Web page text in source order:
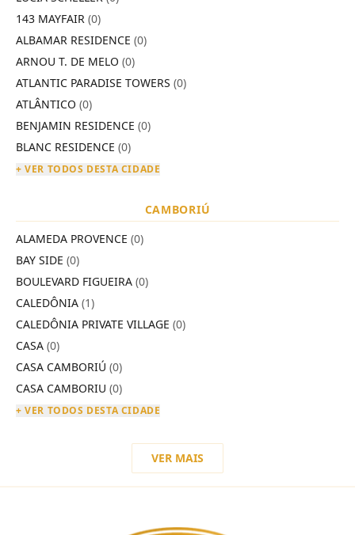
143 MAYFAIR (0)
ALBAMAR RESIDENCE (0)
ARNOU T. DE MELO (0)
ATLANTIC PARADISE TOWERS (0)
ATLÂNTICO (0)
BENJAMIN RESIDENCE (0)
BLANC RESIDENCE (0)
+ VER TODOS DESTA CIDADE
CAMBORIÚ
ALAMEDA PROVENCE (0)
BAY SIDE (0)
BOULEVARD FIGUEIRA (0)
CALEDÔNIA (1)
CALEDÔNIA PRIVATE VILLAGE (0)
CASA (0)
CASA CAMBORIÚ (0)
CASA CAMBORIU (0)
+ VER TODOS DESTA CIDADE
VER MAIS